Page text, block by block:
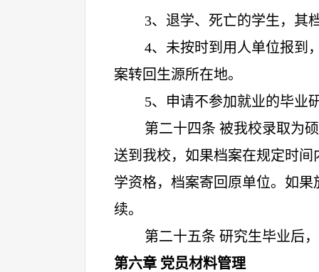
3、退学、死亡的学生，其
4、未按时到用人单位报到
案转回生源所在地。
5、申请不参加就业的毕业
第二十四条 被我校录取为
送到我校，如果档案在规定时
学资格，档案寄回原单位。如
续。
第二十五条 研究生毕业后
第六章 党员材料管理